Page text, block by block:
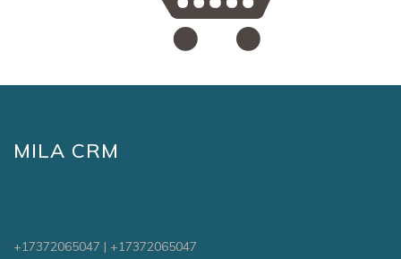
MILA CRM
+17372065047 | +17372065047